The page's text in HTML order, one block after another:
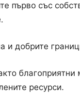
първо със
и добрите
ресурси.